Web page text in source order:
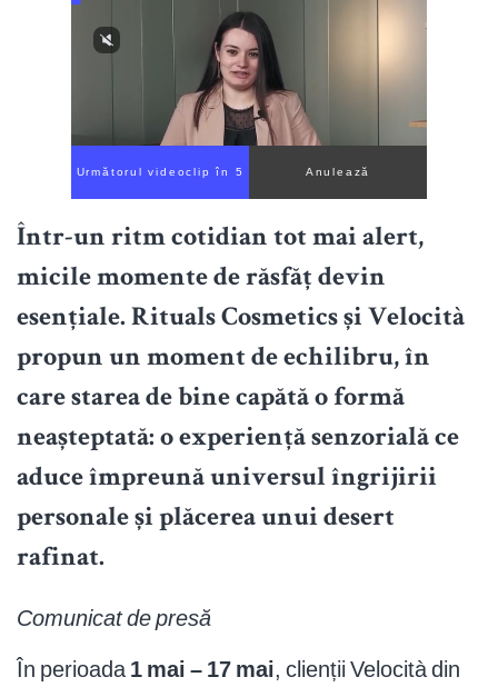
Următorul videoclip în 4 Anulează
Într-un ritm cotidian tot mai alert,
micile momente de răsfăț devin
esențiale. Rituals Cosmetics și Velocità
propun un moment de echilibru, în
care starea de bine capătă o formă
neașteptată: o experiență senzorială ce
aduce împreună universul îngrijirii
personale și plăcerea unui desert
rafinat.
Comunicat de presă
În perioada 1 mai – 17 mai, clienții Velocità din